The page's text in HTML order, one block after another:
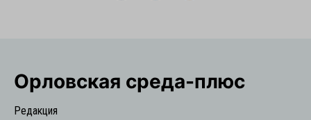
Орловская cреда-плюс
Редакция